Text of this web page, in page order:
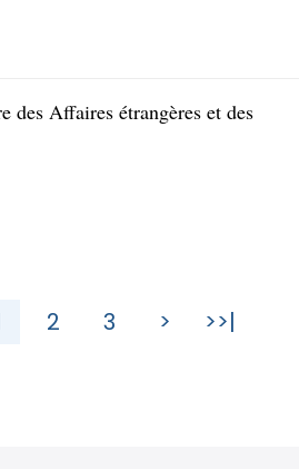
Affaires étrangères et des
2 3 > >>|